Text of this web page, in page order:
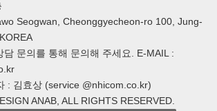
Seogwan, Cheonggyecheon-ro 100, Jung-
담 문의를 통해 문의해 주세요. E-MAIL :
: 김효상 (service @nhicom.co.kr)
ANAB, ALL RIGHTS RESERVED.